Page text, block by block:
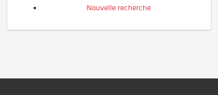
Nouvelle recherche